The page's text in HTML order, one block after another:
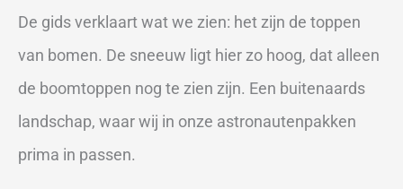
De gids verklaart wat we zien: het zijn de toppen
van bomen. De sneeuw ligt hier zo hoog, dat alleen
de boomtoppen nog te zien zijn. Een buitenaards
landschap, waar wij in onze astronautenpakken
prima in passen.